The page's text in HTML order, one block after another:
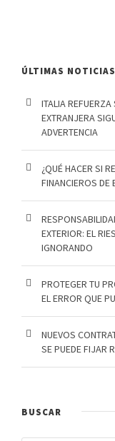
ÚLTIMAS NOTICIAS
ITALIA
EXTRANJERA
ADVERTENCIA
¿QUÉ HACER SI
FINANCIEROS DE
EXTERIOR: EL
IGNORANDO
PROTEGER TU
EL ERROR QUE
NUEVOS
SE PUEDE FIJAR
BUSCAR